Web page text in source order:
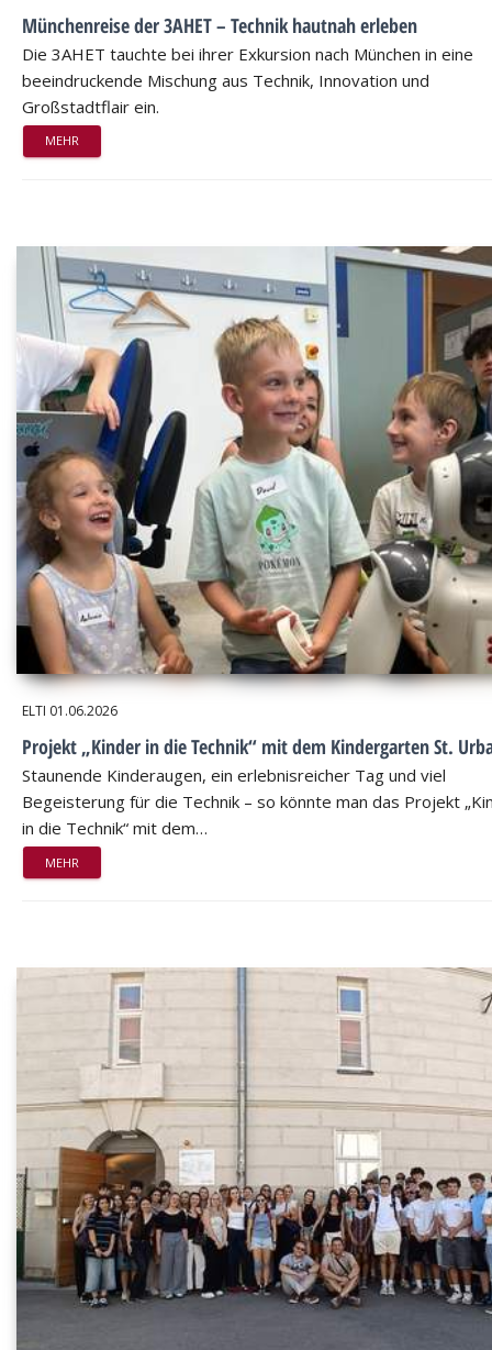
Münchenreise der 3AHET – Technik hautnah erleben
Die 3AHET tauchte bei ihrer Exkursion nach München in eine
beeindruckende Mischung aus Technik, Innovation und
Großstadtflair ein.
MEHR
ELTI 01.06.2026
Projekt „Kinder in die Technik“ mit dem Kindergarten St.
Staunende Kinderaugen, ein erlebnisreicher Tag und viel
Begeisterung für die Technik – so könnte man das Projekt
in die Technik“ mit dem…
MEHR